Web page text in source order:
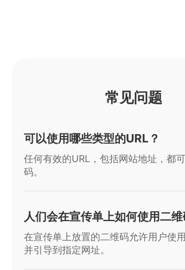
常见问题
可以使用哪些类型的URL？
任何有效的URL，包括网站地址，都
码。
人们会在宣传单上如何使用二维
在宣传单上放置的二维码允许用户使
并引导到指定网址。